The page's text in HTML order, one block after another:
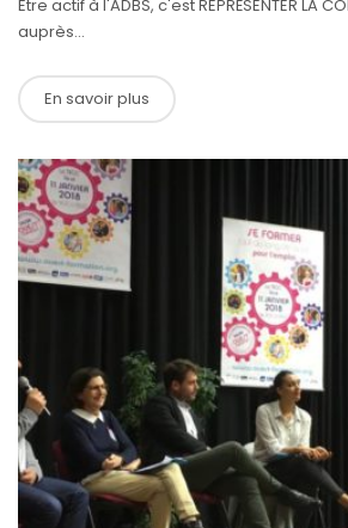
Être actif à l'ADBS, c'est REPRÉSENTER LA
auprès...
En savoir plus